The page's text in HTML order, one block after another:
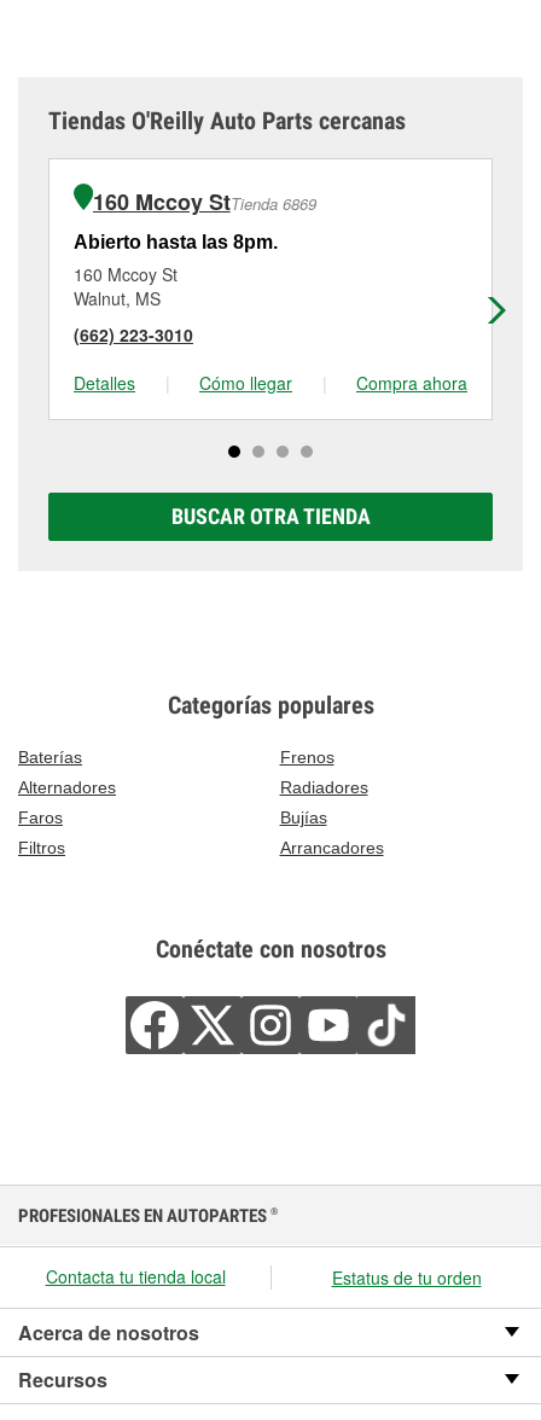
Tiendas O'Reilly Auto Parts cercanas
160 Mccoy StTienda 6869
Abierto hasta las 8pm.
160 Mccoy St
Walnut, MS
(662) 223-3010
Detalles
| Cómo llegar | Compra ahora
BUSCAR OTRA TIENDA
Categorías populares
Baterías
Frenos
Alternadores
Radiadores
Faros
Bujías
Filtros
Arrancadores
Conéctate con nosotros
PROFESIONALES EN AUTOPARTES ®
Contacta tu tienda local Estatus de tu orden
Acerca de nosotros
Recursos